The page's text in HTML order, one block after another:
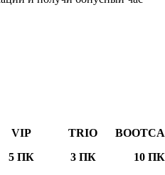
VIP
5 ПК
TRIO
3 ПК
10 ПК